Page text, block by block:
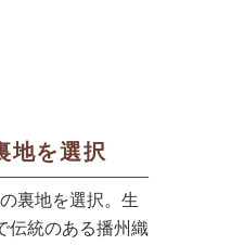
地を選択
裏地を選択。生
伝統のある播州織